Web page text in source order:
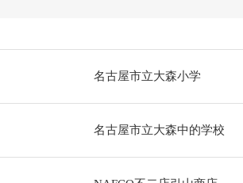
名古屋市立大森小学
名古屋市立大森中的学校